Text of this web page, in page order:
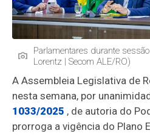
Parlamentares durante
Lorentz | Secom ALE/RO)
A Assembleia Legislativa de
nesta semana, por
1033/2025 , de autoria do
prorroga a vigência do Plano